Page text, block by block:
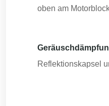
oben am
Reflektionskapsel